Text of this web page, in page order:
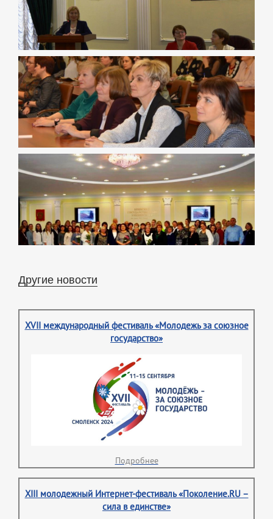
Другие новости
XVII международный фестиваль «Молодежь за союзное
государство»
Подробнее
XIII молодежный Интернет-фестиваль «Поколение.RU –
сила в единстве»